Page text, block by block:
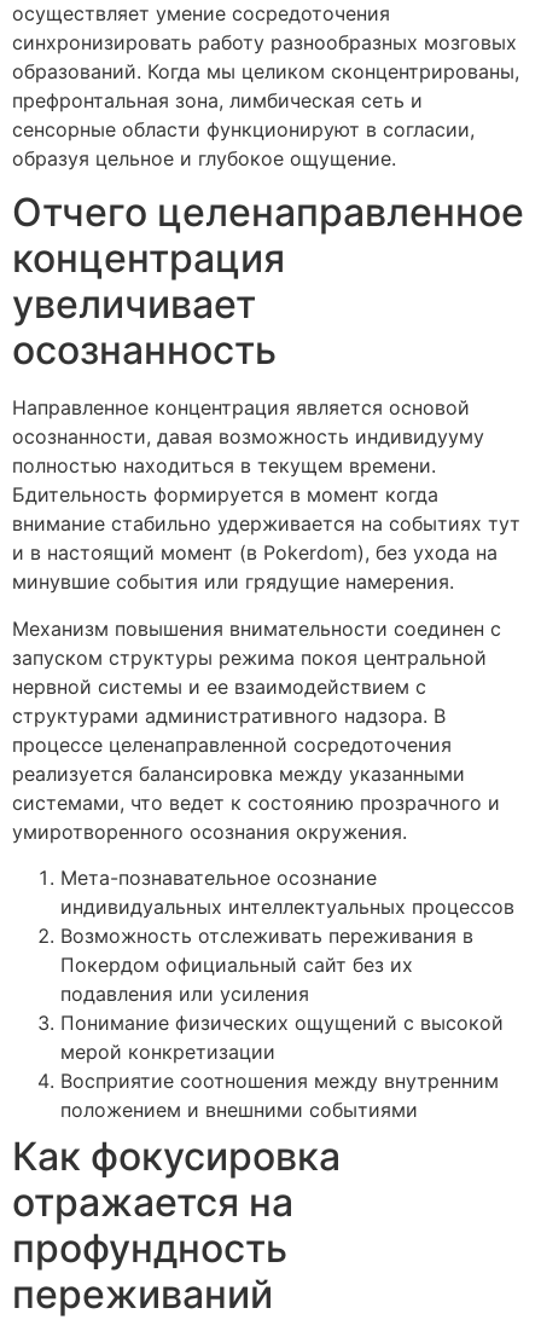
осуществляет умение сосредоточения
синхронизировать работу разнообразных мозговых
образований. Когда мы целиком сконцентрированы,
префронтальная зона, лимбическая сеть и
сенсорные области функционируют в согласии,
образуя цельное и глубокое ощущение.
Отчего целенаправленное
концентрация
увеличивает
осознанность
Направленное концентрация является основой
осознанности, давая возможность индивидууму
полностью находиться в текущем времени.
Бдительность формируется в момент когда
внимание стабильно удерживается на событиях тут
и в настоящий момент (в Pokerdom), без ухода на
минувшие события или грядущие намерения.
Механизм повышения внимательности соединен с
запуском структуры режима покоя центральной
нервной системы и ее взаимодействием с
структурами административного надзора. В
процессе целенаправленной сосредоточения
реализуется балансировка между указанными
системами, что ведет к состоянию прозрачного и
умиротворенного осознания окружения.
Мета-познавательное осознание
индивидуальных интеллектуальных процессов
Возможность отслеживать переживания в
Покердом официальный сайт без их
подавления или усиления
Понимание физических ощущений с высокой
мерой конкретизации
Восприятие соотношения между внутренним
положением и внешними событиями
Как фокусировка
отражается на
профундность
переживаний